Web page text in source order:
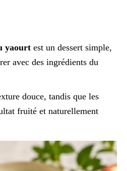
yaourt est un dessert simple,
avec des ingrédients du
douce, tandis que les
fruité et naturellement